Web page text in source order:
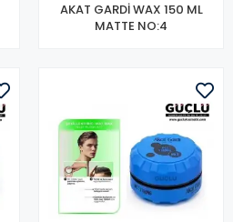
AKAT GARDİ WAX 150 ML
MATTE NO:4